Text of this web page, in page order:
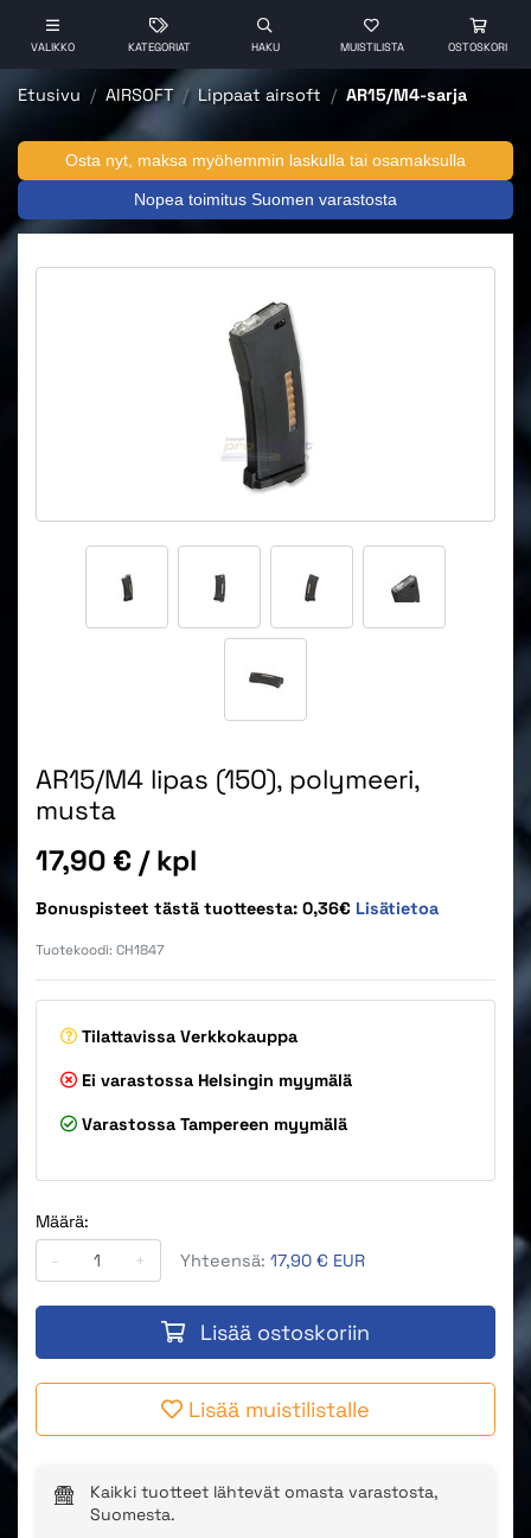
VALIKKO KATEGORIAT HAKU MUISTILISTA OSTOSKORI
Etusivu AIRSOFT Lippaat airsoft AR15/M4-sarja
Osta nyt, maksa myöhemmin laskulla tai osamaksulla
Nopea toimitus Suomen varastosta
AR15/M4 lipas (150), polymeeri,
musta
Hinta
17,90 € / kpl
Bonuspisteet tästä tuotteesta: 0,36€ Lisätietoa
Tuotekoodi: CH1847
Tilattavissa Verkkokauppa
Ei varastossa Helsingin myymälä
Varastossa Tampereen myymälä
Määrä:
-
+ Yhteensä: 17,90 € EUR
Lisää ostoskoriin
Lisää muistilistalle
Kaikki tuotteet lähtevät omasta varastosta,
Suomesta.